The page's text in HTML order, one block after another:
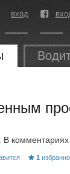
вход
1